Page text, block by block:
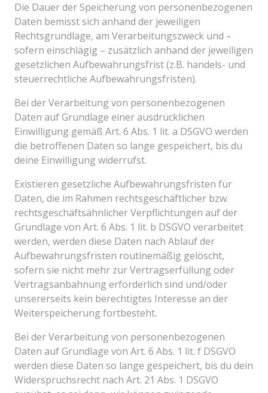
Die Dauer der Speicherung von personenbezogenen
Daten bemisst sich anhand der jeweiligen
Rechtsgrundlage, am Verarbeitungszweck und –
sofern einschlägig – zusätzlich anhand der jeweiligen
gesetzlichen Aufbewahrungsfrist (z.B. handels- und
steuerrechtliche Aufbewahrungsfristen).
Bei der Verarbeitung von personenbezogenen
Daten auf Grundlage einer ausdrücklichen
Einwilligung gemäß Art. 6 Abs. 1 lit. a DSGVO werden
die betroffenen Daten so lange gespeichert, bis du
deine Einwilligung widerrufst.
Existieren gesetzliche Aufbewahrungsfristen für
Daten, die im Rahmen rechtsgeschäftlicher bzw.
rechtsgeschäftsähnlicher Verpflichtungen auf der
Grundlage von Art. 6 Abs. 1 lit. b DSGVO verarbeitet
werden, werden diese Daten nach Ablauf der
Aufbewahrungsfristen routinemäßig gelöscht,
sofern sie nicht mehr zur Vertragserfüllung oder
Vertragsanbahnung erforderlich sind und/oder
unsererseits kein berechtigtes Interesse an der
Weiterspeicherung fortbesteht.
Bei der Verarbeitung von personenbezogenen
Daten auf Grundlage von Art. 6 Abs. 1 lit. f DSGVO
werden diese Daten so lange gespeichert, bis du dein
Widerspruchsrecht nach Art. 21 Abs. 1 DSGVO